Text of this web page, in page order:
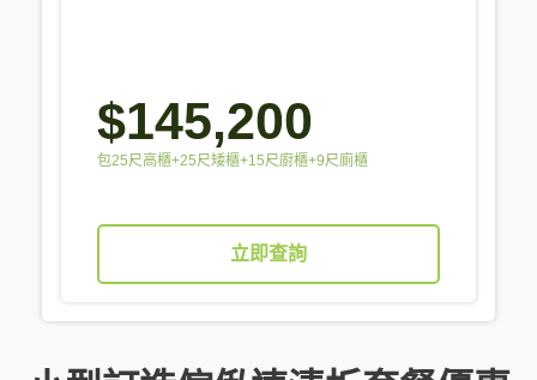
$145,200
包25尺高櫃+25尺矮櫃+15尺廚櫃+9尺廁櫃
立即查詢